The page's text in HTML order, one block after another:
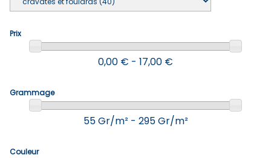
Prix
0,00 € - 17,00 €
Grammage
55 Gr/m² - 295 Gr/m²
Couleur